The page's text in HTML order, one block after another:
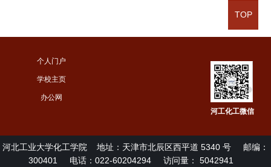
个人门户
学校主页
办公网
河工化工微信
河北工业大学化工学院 地址：天津市北辰区西平道 5340 号
邮编：
300401
电话：022-60204294 访问量： 5042941
TOP